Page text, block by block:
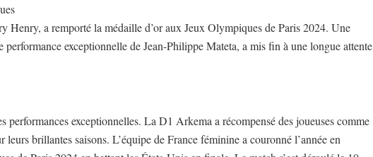
Henry, a remporté la médaille d’or aux Jeux Olympiques de Paris 2024. Une
exceptionnelle de Jean-Philippe Mateta, a mis fin à une longue attente
performances exceptionnelles. La D1 Arkema a récompensé des joueuses comme
brillantes saisons. L’équipe de France féminine a couronné l’année en